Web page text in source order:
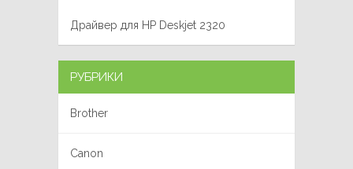
Драйвер для HP Deskjet 2320
РУБРИКИ
Brother
Canon